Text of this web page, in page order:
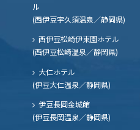
ル
(西伊豆宇久須温泉／静岡県)
西伊豆松崎伊東園ホテル
(西伊豆松崎温泉／静岡県)
大仁ホテル
(伊豆大仁温泉／静岡県)
伊豆長岡金城館
(伊豆長岡温泉／静岡県)